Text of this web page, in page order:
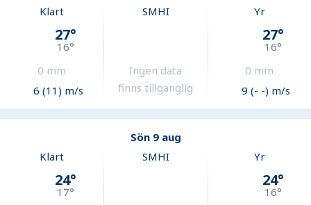
Klart
27°
16°
0 mm
6 (11) m/s
SMHI
Ingen data
finns tillgänglig
Yr
27°
16°
0 mm
9 (- -) m/s
Sön 9 aug
Klart
24°
17°
SMHI Yr
24°
16°